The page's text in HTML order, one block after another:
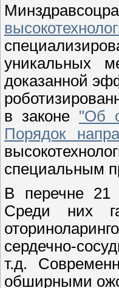
уникальных
доказанной
в законе "Об
Порядок
специальным
В перечне 21
Среди них
сердечно-
т.д.
обширными